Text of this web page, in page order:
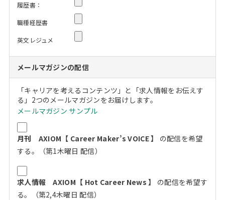
履歴書：
職種経歴書
英文レジュメ
メールマガジンの配信
「キャリアを考えるコンテンツ」と「求人情報をお伝えす
る」2つのメールマガジンをお届けします。
メールマガジン サンプル
月刊 AXIOM【 Career Maker’s VOICE 】
の配信を希望
する。（第1木曜日 配信）
求人情報 AXIOM【 Hot Career News 】
の配信を希望す
る。（第2,4木曜日 配信）